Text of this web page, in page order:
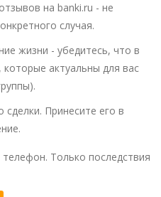
на banki.ru - не
случая.
жизни - убедитесь, что в
актуальны для вас
Принесите его в
Только последствия